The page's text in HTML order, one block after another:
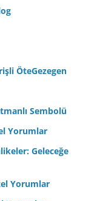
ÖteGezegen
Sembolü
Yorumlar
Geleceğe
Yorumlar